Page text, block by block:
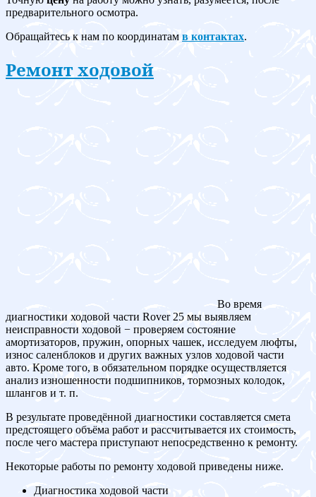
предварительного осмотра.
Обращайтесь к нам по координатам в контактах.
Ремонт ходовой
Во время
диагностики ходовой части Rover 25 мы выявляем
неисправности ходовой − проверяем состояние
амортизаторов, пружин, опорных чашек, исследуем люфты,
износ саленблоков и других важных узлов ходовой части
авто. Кроме того, в обязательном порядке осуществляется
анализ изношенности подшипников, тормозных колодок,
шлангов и т. п.
В результате проведённой диагностики составляется смета
предстоящего объёма работ и рассчитывается их стоимость,
после чего мастера приступают непосредственно к ремонту.
Некоторые работы по ремонту ходовой приведены ниже.
Диагностика ходовой части